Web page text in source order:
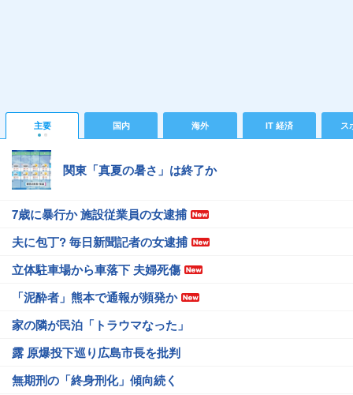
主要 国内 海外 IT 経済 ス
関東「真夏の暑さ」は終了か
7歳に暴行か 施設従業員の女逮捕
夫に包丁? 毎日新聞記者の女逮捕
立体駐車場から車落下 夫婦死傷
「泥酔者」熊本で通報が頻発か
家の隣が民泊「トラウマなった」
露 原爆投下巡り広島市長を批判
無期刑の「終身刑化」傾向続く